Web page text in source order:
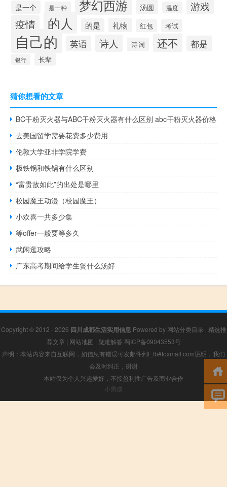
是一个 是一种 梦幻西游 汤圆 温度 游戏
疫情 的人 的是 礼物 红包 考试
自己的 英语 诗人 诗词 还不 都是
银行 长辈
猜你想看的文章
BC干粉灭火器与ABC干粉灭火器有什么区别 abc干粉灭火器价格
去美国留学需要花费多少费用
伦敦大学亚非学院学费
极铁锅和铁锅有什么区别
“富贵故如此”的出处是哪里
校园魔王动漫（校园魔王）
小欢喜一共多少集
等offer一般要等多久
武闲逛攻略
广东高考期间给学生煲什么汤好
Copyright © 2012 - 2026 四川成都生活实用信息 Powered by 网站分类目录 | 精选推
荐文章 | 网站地图 | 疑难解答 蜀ICP备09043553号
声明：本站内容来自互联网，如信息有错误可发邮件到f_fb#foxmail.com说明，我们
会及时纠正，谢谢
本站仅为个人兴趣爱好，不接盈利性广告及商业合作
小男孩